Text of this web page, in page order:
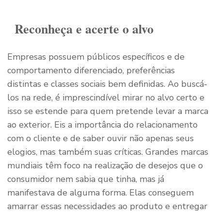
Reconheça e acerte o alvo
Empresas possuem públicos específicos e de
comportamento diferenciado, preferências
distintas e classes sociais bem definidas. Ao buscá-
los na rede, é imprescindível mirar no alvo certo e
isso se estende para quem pretende levar a marca
ao exterior. Eis a importância do relacionamento
com o cliente e de saber ouvir não apenas seus
elogios, mas também suas críticas. Grandes marcas
mundiais têm foco na realização de desejos que o
consumidor nem sabia que tinha, mas já
manifestava de alguma forma. Elas conseguem
amarrar essas necessidades ao produto e entregar